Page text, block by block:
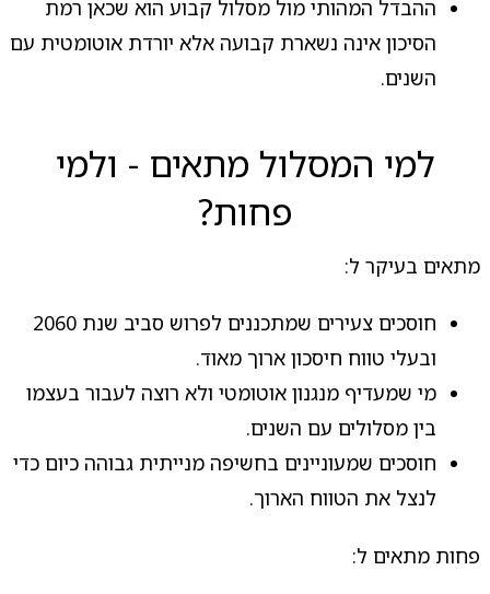
ההבדל המהותי מול מסלול קבוע הוא שכאן רמת
הסיכון אינה נשארת קבועה אלא יורדת אוטומטית עם
השנים.
למי המסלול מתאים - ולמי
פחות?
מתאים בעיקר ל:
חוסכים צעירים שמתכננים לפרוש סביב שנת 2060
ובעלי טווח חיסכון ארוך מאוד.
מי שמעדיף מנגנון אוטומטי ולא רוצה לעבור בעצמו
בין מסלולים עם השנים.
חוסכים שמעוניינים בחשיפה מנייתית גבוהה כיום כדי
לנצל את הטווח הארוך.
פחות מתאים ל: